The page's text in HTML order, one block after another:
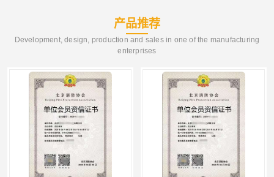
产品推荐
Development, design, production and sales in one of the manufacturing
enterprises